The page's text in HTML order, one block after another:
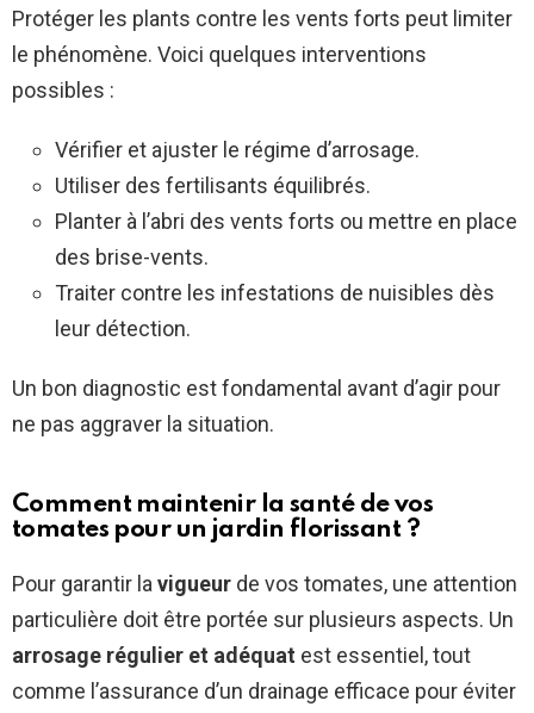
Protéger les plants contre les vents forts peut limiter
le phénomène. Voici quelques interventions
possibles :
Vérifier et ajuster le régime d’arrosage.
Utiliser des fertilisants équilibrés.
Planter à l’abri des vents forts ou mettre en place
des brise-vents.
Traiter contre les infestations de nuisibles dès
leur détection.
Un bon diagnostic est fondamental avant d’agir pour
ne pas aggraver la situation.
Comment maintenir la santé de vos
tomates pour un jardin florissant ?
Pour garantir lavigueur de vos tomates, une attention
particulière doit être portée sur plusieurs aspects. Un
arrosage régulier et adéquat est essentiel, tout
comme l’assurance d’un drainage efficace pour éviter